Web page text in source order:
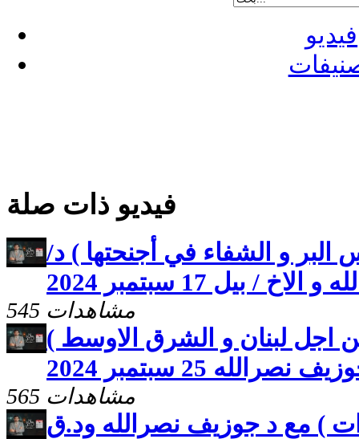
فيديو
فيديو ذات صلة
و الشفاء في أجنحتها ) د/
/ بيل 17 سبتمبر 2024
545 مشاهدات
اجل لبنان و الشرق الاوسط )
25 سبتمبر 2024
565 مشاهدات
) مع د جوزيف نصرالله ود.ق